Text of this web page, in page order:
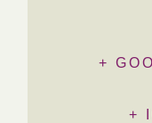
+
+